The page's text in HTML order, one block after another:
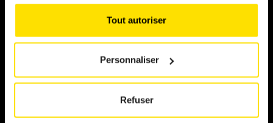
Tout autoriser
Personnaliser
Refuser
1975, dans un état impeccable. Il nous raconte
leurs histoires